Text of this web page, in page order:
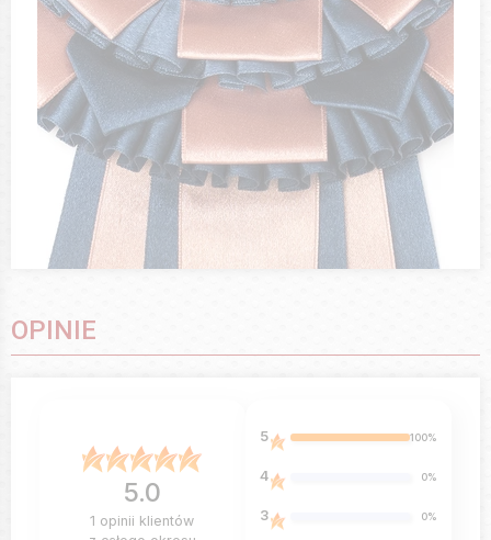
OPINIE
5.0
1 opinii klientów
5 100%
4 0%
3 0%